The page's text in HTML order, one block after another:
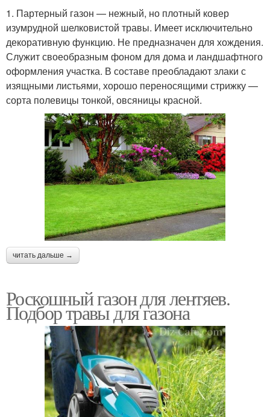
1. Партерный газон — нежный, но плотный ковер
изумрудной шелковистой травы. Имеет исключительно
декоративную функцию. Не предназначен для хождения.
Служит своеобразным фоном для дома и ландшафтного
оформления участка. В составе преобладают злаки с
изящными листьями, хорошо переносящими стрижку —
сорта полевицы тонкой, овсяницы красной.
читать дальше →
Роскошный газон для лентяев.
Подбор травы для газона